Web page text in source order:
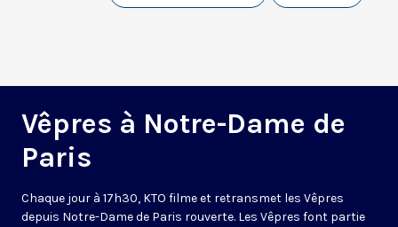
Vêpres à Notre-Dame de
Paris
Chaque jour à 17h30, KTO filme et retransmet les Vêpres
depuis Notre-Dame de Paris rouverte. Les Vêpres font partie